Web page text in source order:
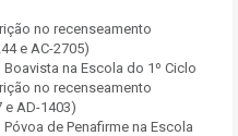
no recenseamento
e AC-2705)
na Escola do 1º Ciclo
no recenseamento
AD-1403)
de Penafirme na Escola